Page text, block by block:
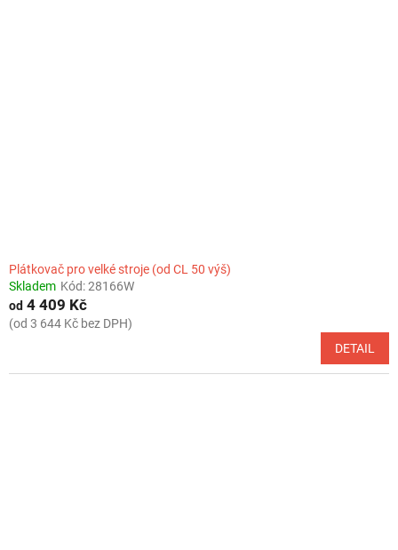
Plátkovač pro velké stroje (od CL 50 výš)
Skladem Kód:28166W
od 4 409 Kč
(od 3 644 Kč bez DPH)
DETAIL